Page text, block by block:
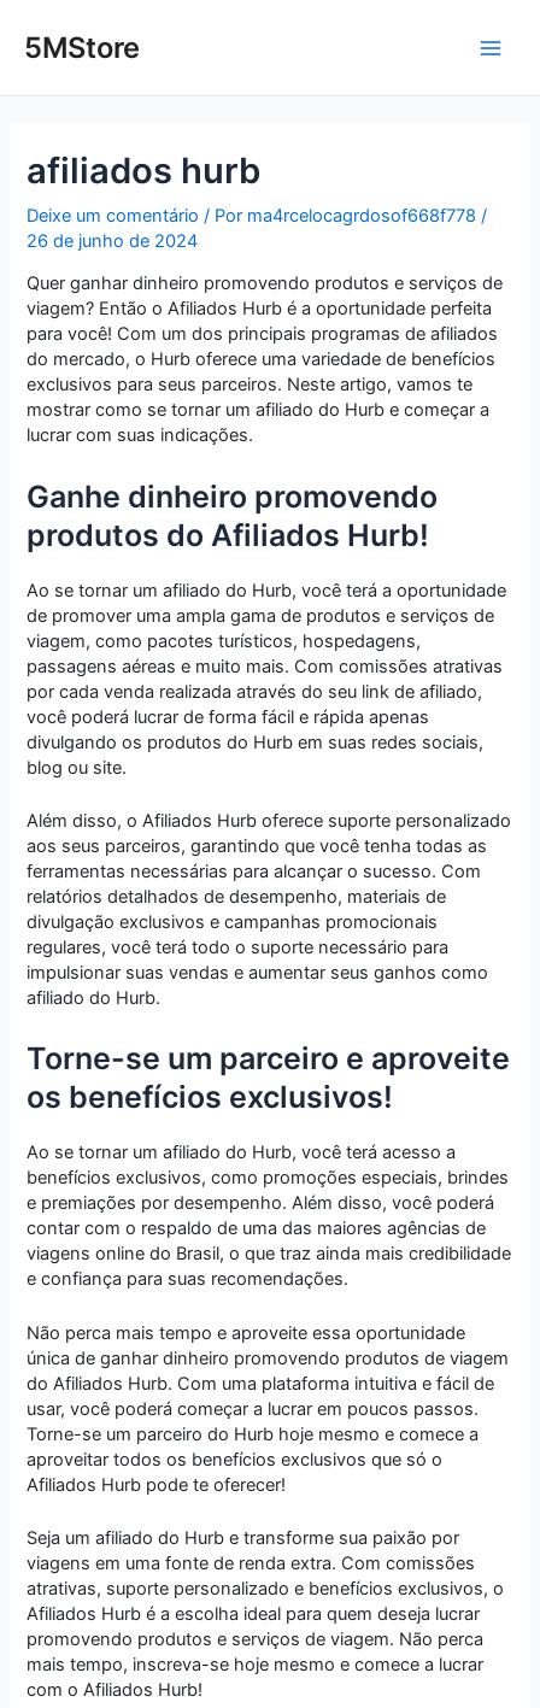
para5MStore
afiliados hurb
Deixe um comentário / Por ma4rcelocagrdosof668f778/
26 de junho de 2024
Quer ganhar dinheiro promovendo produtos e serviços de
viagem? Então o Afiliados Hurb é a oportunidade perfeita
para você! Com um dos principais programas de afiliados
do mercado, o Hurb oferece uma variedade de benefícios
exclusivos para seus parceiros. Neste artigo, vamos te
mostrar como se tornar um afiliado do Hurb e começar a
lucrar com suas indicações.
Ganhe dinheiro promovendo
produtos do Afiliados Hurb!
Ao se tornar um afiliado do Hurb, você terá a oportunidade
de promover uma ampla gama de produtos e serviços de
viagem, como pacotes turísticos, hospedagens,
passagens aéreas e muito mais. Com comissões atrativas
por cada venda realizada através do seu link de afiliado,
você poderá lucrar de forma fácil e rápida apenas
divulgando os produtos do Hurb em suas redes sociais,
blog ou site.
Além disso, o Afiliados Hurb oferece suporte personalizado
aos seus parceiros, garantindo que você tenha todas as
ferramentas necessárias para alcançar o sucesso. Com
relatórios detalhados de desempenho, materiais de
divulgação exclusivos e campanhas promocionais
regulares, você terá todo o suporte necessário para
impulsionar suas vendas e aumentar seus ganhos como
afiliado do Hurb.
Torne-se um parceiro e aproveite
os benefícios exclusivos!
Ao se tornar um afiliado do Hurb, você terá acesso a
benefícios exclusivos, como promoções especiais, brindes
e premiações por desempenho. Além disso, você poderá
contar com o respaldo de uma das maiores agências de
viagens online do Brasil, o que traz ainda mais credibilidade
e confiança para suas recomendações.
Não perca mais tempo e aproveite essa oportunidade
única de ganhar dinheiro promovendo produtos de viagem
do Afiliados Hurb. Com uma plataforma intuitiva e fácil de
usar, você poderá começar a lucrar em poucos passos.
Torne-se um parceiro do Hurb hoje mesmo e comece a
aproveitar todos os benefícios exclusivos que só o
Afiliados Hurb pode te oferecer!
Seja um afiliado do Hurb e transforme sua paixão por
viagens em uma fonte de renda extra. Com comissões
atrativas, suporte personalizado e benefícios exclusivos, o
Afiliados Hurb é a escolha ideal para quem deseja lucrar
promovendo produtos e serviços de viagem. Não perca
mais tempo, inscreva-se hoje mesmo e comece a lucrar
com o Afiliados Hurb!
navigation